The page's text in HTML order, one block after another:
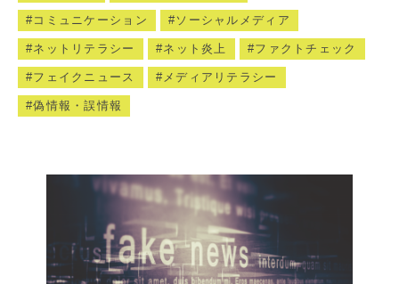
コミュニケーション ソーシャルメディア
ネットリテラシー ネット炎上 ファクトチェック
フェイクニュース メディアリテラシー
偽情報・誤情報